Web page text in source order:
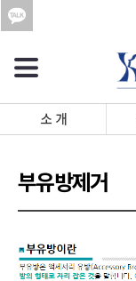
부유방제거